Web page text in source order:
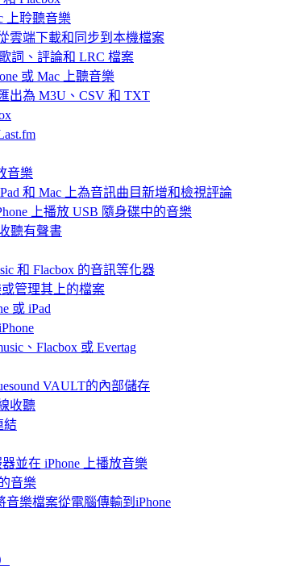
上聆聽音樂
雲端下載和同步到本機檔案
詞、評論和 LRC 檔案
或 Mac 上聽音樂
出為 M3U、CSV 和 TXT
音樂
和 Mac 上為音訊曲目新增和檢視評論
上播放 USB 隨身碟中的音樂
聽有聲書
和 Flacbox 的音訊等化器
管理其上的檔案
或 iPad
、Flacbox 或 Evertag
VAULT的內部儲存
收聽
結
並在 iPhone 上播放音樂
音樂
音樂檔案從電腦傳輸到iPhone